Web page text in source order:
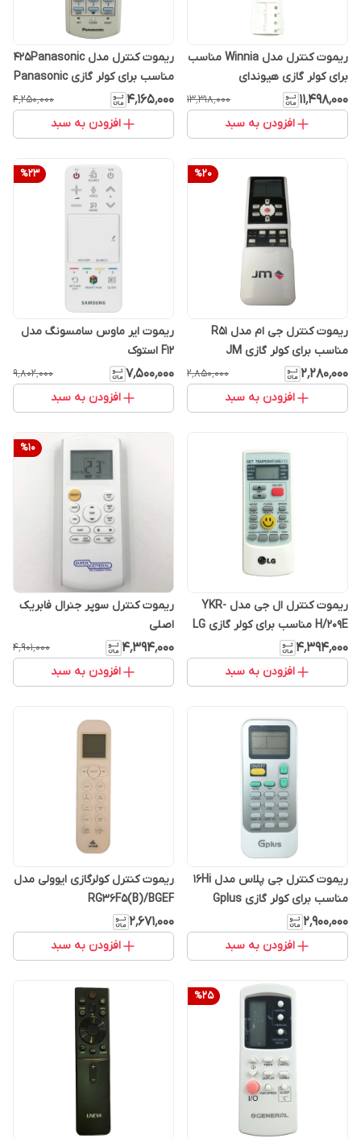
ریموت کنترل مدل Winnia مناسب
برای کولر گازی هیوندای
۱۱٬۴۹۸٬۰۰۰ ۱۳٬۳۱۸٬۰۰۰
افزودن به سبد
ریموت کنترل مدل 425Panasonic
مناسب برای کولر گازی Panasonic
۴٬۱۶۵٬۰۰۰ ۴٬۲۵۰٬۰۰۰
افزودن به سبد
%20
ریموت کنترل جی ام مدل R51
مناسب برای کولر گازی JM
۲٬۲۸۰٬۰۰۰ ۲٬۸۵۰٬۰۰۰
افزودن به سبد
%23
ریموت ایر ماوس سامسونگ مدل
F12 استوک
۷٬۵۰۰٬۰۰۰ ۹٬۸۰۲٬۰۰۰
افزودن به سبد
ریموت کنترل ال جی مدل YKR-
H/209E مناسب برای کولر گازی LG
بانه ای
۴٬۳۹۴٬۰۰۰
افزودن به سبد
%10
ریموت کنترل سوپر جنرال فابریک
اصلی
۴٬۳۹۴٬۰۰۰ ۴٬۹۰۱٬۰۰۰
افزودن به سبد
ریموت کنترل جی پلاس مدل 16Hi
مناسب برای کولر گازی Gplus
۲٬۹۰۰٬۰۰۰
افزودن به سبد
ریموت کنترل کولرگازی ایوولی مدل
RG36F5(B)/BGEF
۲٬۶۷۱٬۰۰۰
افزودن به سبد
%25